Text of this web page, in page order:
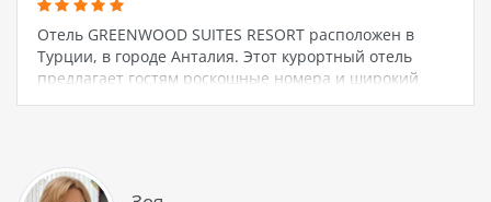
Отель GREENWOOD SUITES RESORT расположен в
Турции, в городе Анталия. Этот курортный отель
предлагает гостям роскошные номера и широкий
спектр услуг и удобств. В отеле GREENWOOD SUITES